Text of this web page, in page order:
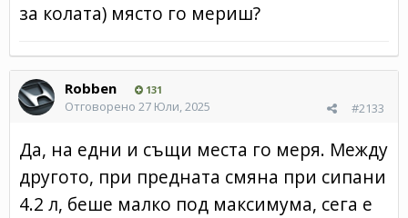
за колата) място го мериш?
Robben 131
#2133
Отговорено 27 Юли, 2025
Да, на едни и същи места го меря. Между
другото, при предната смяна при сипани
4.2 л, беше малко под максимума, сега е